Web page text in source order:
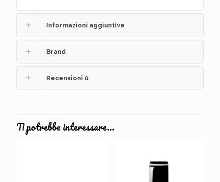
Informazioni aggiuntive
Brand
Recensioni 0
Ti potrebbe interessare…